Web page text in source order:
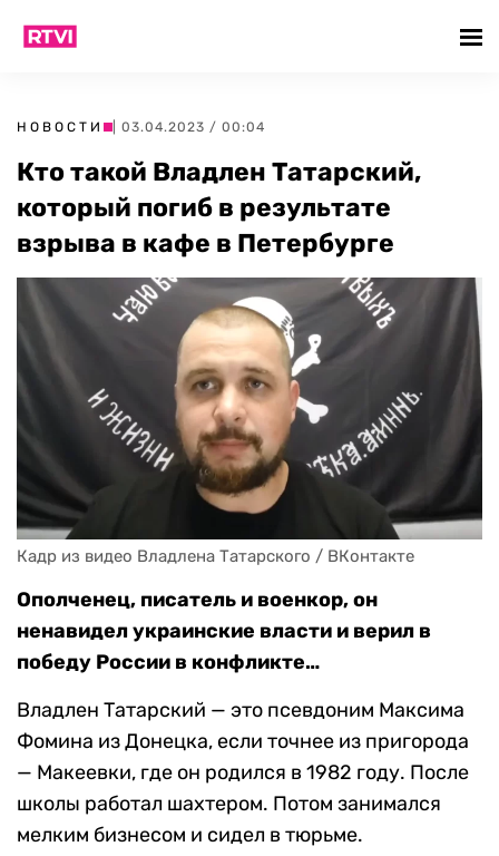
НОВОСТИ | 03.04.2023 / 00:04
Кто такой Владлен Татарский,
который погиб в результате
взрыва в кафе в Петербурге
Кадр из видео Владлена Татарского / ВКонтакте
Ополченец, писатель и военкор, он
ненавидел украинские власти и верил в
победу России в конфликте…
Владлен Татарский — это псевдоним Максима
Фомина из Донецка, если точнее из пригорода
— Макеевки, где он родился в 1982 году. После
школы работал шахтером. Потом занимался
мелким бизнесом и сидел в тюрьме.